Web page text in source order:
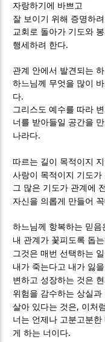
자랑하기에 바쁘고
잘 보이기 위해 증명하
교회로 돌아가 기도와
행세하려 한다.
관계 안에서 발견되는
하느님께 무엇을 많이
다.
그리스도 예수를 따라
너를 받아들일 공간을
나라다.
따르는 길이 목적이지
사랑이 목적이지 기도가
그 많은 기도가 관계에
자신을 의롭게 만들어
하느님께 항복하는 믿
내 관계가 꽃피도록 돕
그것은 매번 선택하는
내가 죽는다고 내가 잃
변하고 성장하는 것은
위험을 감수하는 상실
살아 있다는 것은, 이처
너는 언제나 고분고분
게 하는 너이다.